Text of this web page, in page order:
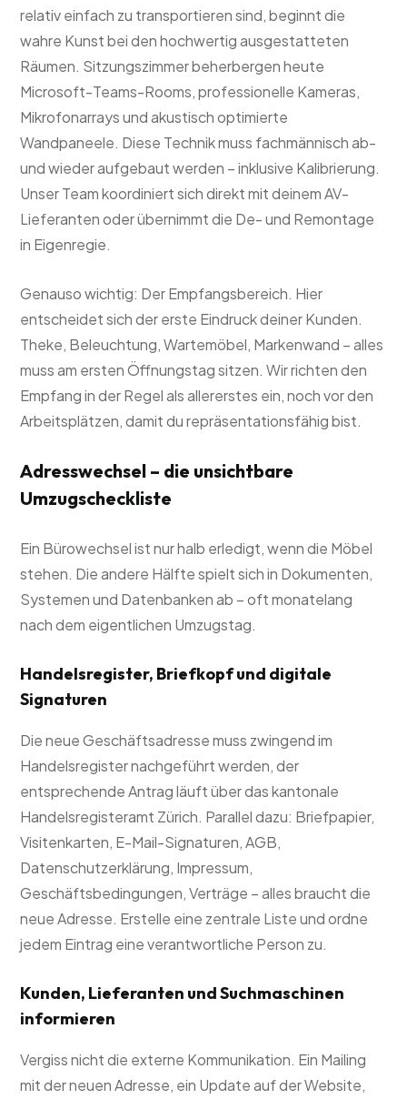
relativ einfach zu transportieren sind, beginnt die
wahre Kunst bei den hochwertig ausgestatteten
Räumen. Sitzungszimmer beherbergen heute
Microsoft-Teams-Rooms, professionelle Kameras,
Mikrofonarrays und akustisch optimierte
Wandpaneele. Diese Technik muss fachmännisch ab-
und wieder aufgebaut werden – inklusive Kalibrierung.
Unser Team koordiniert sich direkt mit deinem AV-
Lieferanten oder übernimmt die De- und Remontage
in Eigenregie.
Genauso wichtig: Der Empfangsbereich. Hier
entscheidet sich der erste Eindruck deiner Kunden.
Theke, Beleuchtung, Wartemöbel, Markenwand – alles
muss am ersten Öffnungstag sitzen. Wir richten den
Empfang in der Regel als allererstes ein, noch vor den
Arbeitsplätzen, damit du repräsentationsfähig bist.
Adresswechsel – die unsichtbare
Umzugscheckliste
Ein Bürowechsel ist nur halb erledigt, wenn die Möbel
stehen. Die andere Hälfte spielt sich in Dokumenten,
Systemen und Datenbanken ab – oft monatelang
nach dem eigentlichen Umzugstag.
Handelsregister, Briefkopf und digitale
Signaturen
Die neue Geschäftsadresse muss zwingend im
Handelsregister nachgeführt werden, der
entsprechende Antrag läuft über das kantonale
Handelsregisteramt Zürich. Parallel dazu: Briefpapier,
Visitenkarten, E-Mail-Signaturen, AGB,
Datenschutzerklärung, Impressum,
Geschäftsbedingungen, Verträge – alles braucht die
neue Adresse. Erstelle eine zentrale Liste und ordne
jedem Eintrag eine verantwortliche Person zu.
Kunden, Lieferanten und Suchmaschinen
informieren
Vergiss nicht die externe Kommunikation. Ein Mailing
mit der neuen Adresse, ein Update auf der Website,